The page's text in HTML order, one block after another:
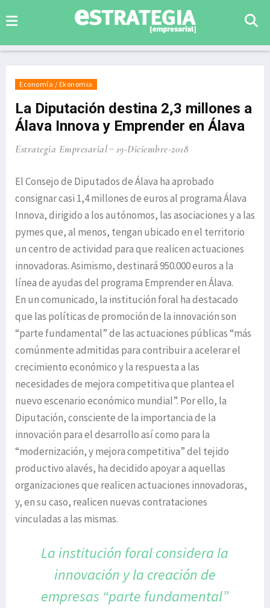
Economía / Ekonomia
La Diputación destina 2,3 millones a
Álava Innova y Emprender en Álava
Estrategia Empresarial 19-Diciembre-2018
El Consejo de Diputados de Álava ha aprobado
consignar casi 1,4 millones de euros al programa Álava
Innova, dirigido a los autónomos, las asociaciones y a las
pymes que, al menos, tengan ubicado en el territorio
un centro de actividad para que realicen actuaciones
innovadoras. Asimismo, destinará 950.000 euros a la
línea de ayudas del programa Emprender en Álava.
En un comunicado, la institución foral ha destacado
que las políticas de promoción de la innovación son
“parte fundamental” de las actuaciones públicas “más
comúnmente admitidas para contribuir a acelerar el
crecimiento económico y la respuesta a las
necesidades de mejora competitiva que plantea el
nuevo escenario económico mundial”. Por ello, la
Diputación, consciente de la importancia de la
innovación para el desarrollo así como para la
“modernización, y mejora competitiva” del tejido
productivo alavés, ha decidido apoyar a aquellas
organizaciones que realicen actuaciones innovadoras,
y, en su caso, realicen nuevas contrataciones
vinculadas a las mismas.
La institución foral considera la
innovación y la creación de
empresas “parte fundamental”